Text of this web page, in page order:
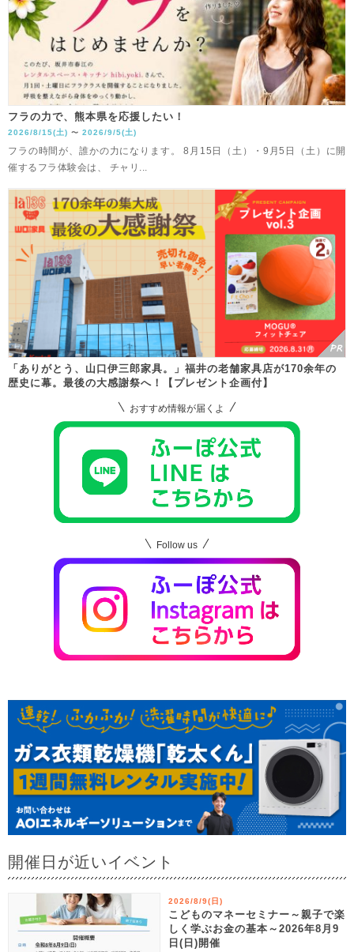
フラの力で、熊本県を応援したい！
2026/8/15(土) 〜 2026/9/5(土)
フラの時間が、誰かの力になります。 8月15日（土）・9月5日（土）に開
催するフラ体験会は、 チャリ...
「ありがとう、山口伊三郎家具。」福井の老舗家具店が170余年の
歴史に幕。最後の大感謝祭へ！【プレゼント企画付】
おすすめ情報が届くよ
Follow us
開催日が近いイベント
2026/8/9(日)
こどものマネーセミナー～親子で楽
しく学ぶお金の基本～2026年8月9
日(日)開催